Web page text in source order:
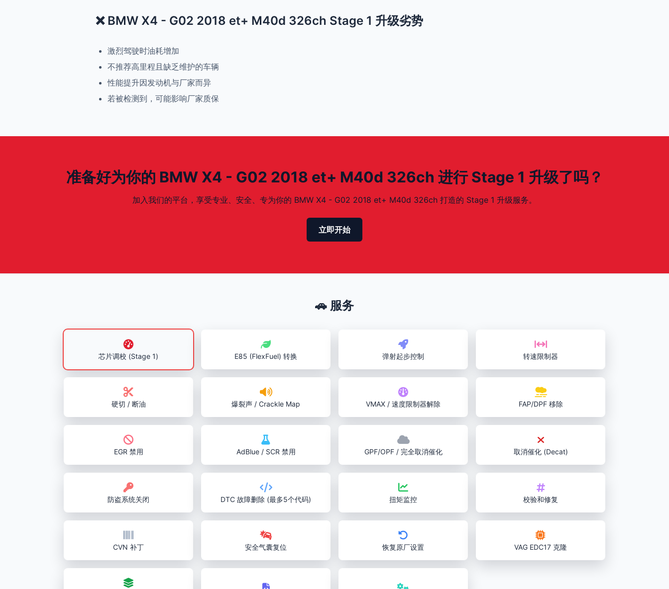
❌ BMW X4 - G02 2018 et+ M40d 326ch Stage 1 升级劣势
激烈驾驶时油耗增加
不推荐高里程且缺乏维护的车辆
性能提升因发动机与厂家而异
若被检测到，可能影响厂家质保
准备好为你的 BMW X4 - G02 2018 et+ M40d 326ch 进行 Stage 1 升级了吗？
加入我们的平台，享受专业、安全、专为你的 BMW X4 - G02 2018 et+ M40d 326ch 打造的 Stage 1 升级服务。
立即开始
🚗 服务
芯片调校 (Stage 1) E85 (FlexFuel) 转换 弹射起步控制 转速限制器
硬切 / 断油 爆裂声 / Crackle Map VMAX / 速度限制器解除 FAP/DPF 移除
EGR 禁用 AdBlue / SCR 禁用 GPF/OPF / 完全取消催化 取消催化 (Decat)
防盗系统关闭 DTC 故障删除 (最多5个代码) 扭矩监控 校验和修复
CVN 补丁 安全气囊复位 恢复原厂设置 VAG EDC17 克隆